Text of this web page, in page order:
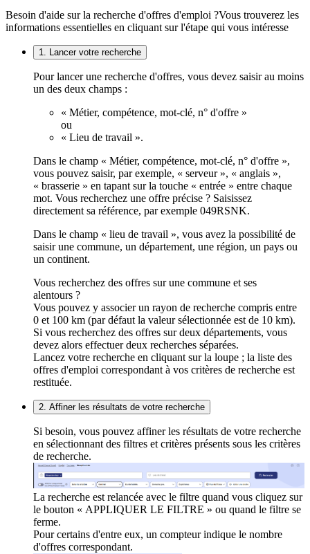
Besoin d'aide sur la recherche d'offres d'emploi ?Vous trouverez les
informations essentielles en cliquant sur l'étape qui vous intéresse
1. Lancer votre recherche
Pour lancer une recherche d'offres, vous devez saisir au moins
un des deux champs :
« Métier, compétence, mot-clé, n° d'offre »
ou
« Lieu de travail ».
Dans le champ « Métier, compétence, mot-clé, n° d'offre »,
vous pouvez saisir, par exemple, « serveur », « anglais »,
« brasserie » en tapant sur la touche « entrée » entre chaque
mot. Vous recherchez une offre précise ? Saisissez
directement sa référence, par exemple 049RSNK.
Dans le champ « lieu de travail », vous avez la possibilité de
saisir une commune, un département, une région, un pays ou
un continent.
Vous recherchez des offres sur une commune et ses
alentours ?
Vous pouvez y associer un rayon de recherche compris entre
0 et 100 km (par défaut la valeur sélectionnée est de 10 km).
Si vous recherchez des offres sur deux départements, vous
devez alors effectuer deux recherches séparées.
Lancez votre recherche en cliquant sur la loupe ; la liste des
offres d'emploi correspondant à vos critères de recherche est
restituée.
2. Affiner les résultats de votre recherche
Si besoin, vous pouvez affiner les résultats de votre recherche
en sélectionnant des filtres et critères présents sous les critères
de recherche.
La recherche est relancée avec le filtre quand vous cliquez sur
le bouton « APPLIQUER LE FILTRE » ou quand le filtre se
ferme.
Pour certains d'entre eux, un compteur indique le nombre
d'offres correspondant.